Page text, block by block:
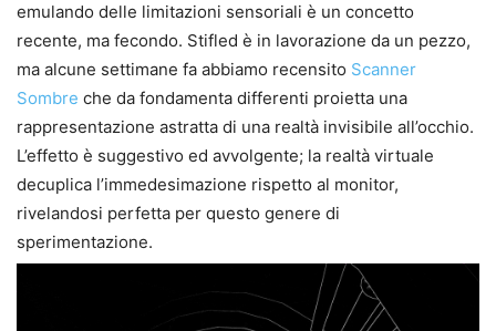
emulando delle limitazioni sensoriali è un concetto
recente, ma fecondo. Stifled è in lavorazione da un pezzo,
ma alcune settimane fa abbiamo recensito Scanner
Sombre che da fondamenta differenti proietta una
rappresentazione astratta di una realtà invisibile all’occhio.
L’effetto è suggestivo ed avvolgente; la realtà virtuale
decuplica l’immedesimazione rispetto al monitor,
rivelandosi perfetta per questo genere di
sperimentazione.